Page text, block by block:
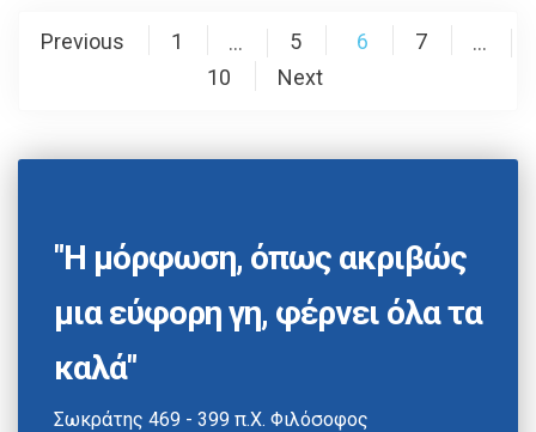
Previous 1 … 5 6 7
…
10
Next
"Η μόρφωση, όπως ακριβώς
μια εύφορη γη, φέρνει όλα τα
καλά"
Σωκράτης 469 - 399 π.Χ. Φιλόσοφος